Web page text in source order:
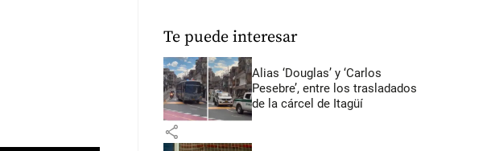
Te puede interesar
Alias ‘Douglas’ y ‘Carlos
Pesebre’, entre los trasladados
de la cárcel de Itagüí
share